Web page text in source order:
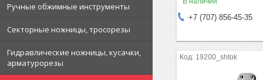
Ручные обжимные инструменты
Секторные ножницы, тросорезы
Гидравлические ножницы, кусачки,
арматурорезы
SIRIUS
+7 (707) 856-45-35
19200_shtok